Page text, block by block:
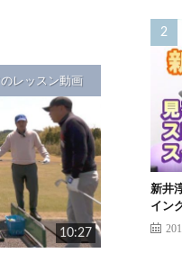
レッスン動画
10:27
新井
イン